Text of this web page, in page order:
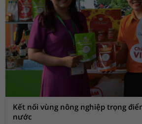
Kết nối vùng nông nghiệp trọng
nước